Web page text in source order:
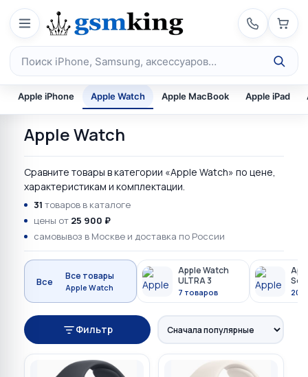
Перейти к содержимому
Поиск по каталогу
Apple iPhone Apple Watch Apple MacBook Apple iPad
Apple Watch
Сравните товары в категории «Apple Watch» по цене,
характеристикам и комплектации.
31 товаров в каталоге
цены от 25 900 ₽
самовывоз в Москве и доставка по России
Все Все товары
Apple Watch
Apple Watch
ULTRA 3
7 товаров 20
Фильтр